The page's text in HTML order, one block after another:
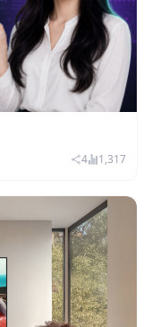
스타 등 6개
4 1,317